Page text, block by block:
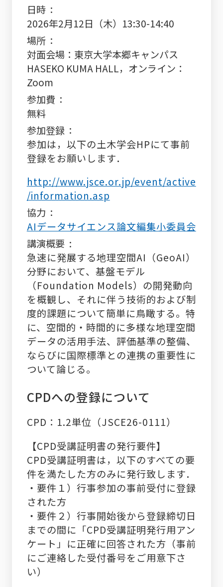
日時
2026年2月12日（木）13:30-14:40
場所
対面会場：東京大学本郷キャンパス
HASEKO KUMA HALL，オンライン：
Zoom
参加費
無料
参加登録
参加は，以下の土木学会HPにて事前
登録をお願いします．
http://www.jsce.or.jp/event/active
/information.asp
協力
AIデータサイエンス論文編集小委員会
講演概要
急速に発展する地理空間AI（GeoAI）
分野において、基盤モデル
（Foundation Models）の開発動向
を概観し、それに伴う技術的および制
度的課題について簡単に鳥瞰する。特
に、空間的・時間的に多様な地理空間
データの活用手法、評価基準の整備、
ならびに国際標準との連携の重要性に
ついて論じる。
CPDへの登録について
CPD：1.2単位（JSCE26-0111）
【CPD受講証明書の発行要件】
CPD受講証明書は，以下のすべての要
件を満たした方のみに発行致します．
・要件１）行事参加の事前受付に登録
された方
・要件２）行事開始後から登録締切日
までの間に「CPD受講証明発行用アン
ケート」に正確に回答された方（事前
にご連絡した受付番号をご用意下さ
い）